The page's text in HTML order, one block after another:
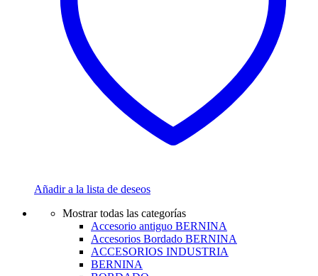
Añadir a la lista de deseos
Mostrar todas las categorías
Accesorio antiguo BERNINA
Accesorios Bordado BERNINA
ACCESORIOS INDUSTRIA
BERNINA